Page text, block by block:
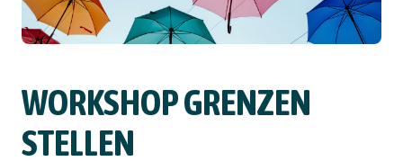
WORKSHOPGRENZEN
STELLEN